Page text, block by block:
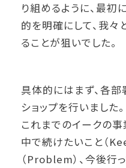
り組めるように、最初
的を明確にして、我々
ることが狙いでした。
具体的にはまず、各
ショップを行いました。
これまでのイークの
中で続けたいこと（
（Problem）、今後行